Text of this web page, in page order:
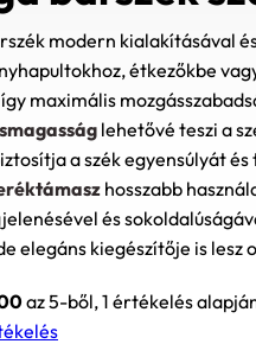
modern kialakításával
étkezőkbe
így maximális
lehetővé teszi a
a szék egyensúlyát
hosszabb
és
elegáns kiegészítője is
az 5-ből,1 értékelés